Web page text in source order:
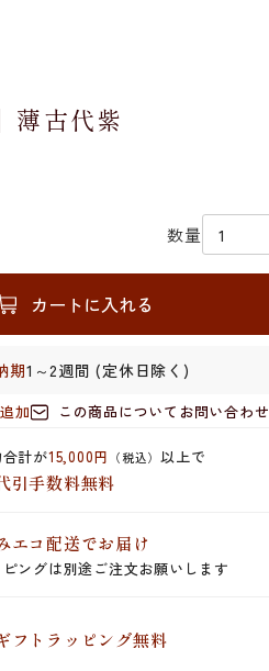
薄古代紫
数量
カートに入れる
期1～2週間 (定休日除く)
加 この商品についてお問い合わせ
計が15,000円 （税込）以上で
引手数料無料
エコ配送でお届け
ングは別途ご注文お願いします
フトラッピング無料